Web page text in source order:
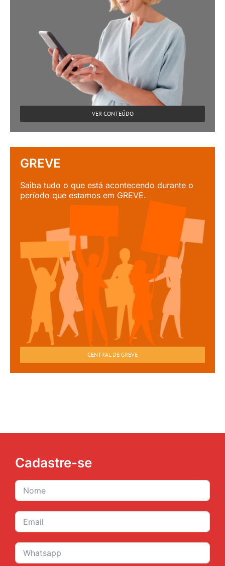
VER CONTEÚDO
GREVE
Saiba tudo o que está acontecendo durante o
período que estamos em GREVE.
CENTRAL DE GREVE
Cadastre-se